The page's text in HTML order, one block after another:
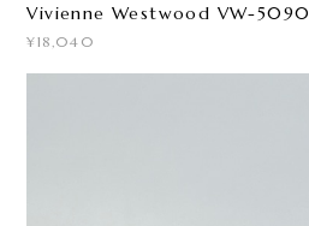
Vivienne Westwood VW-5090
¥18,040